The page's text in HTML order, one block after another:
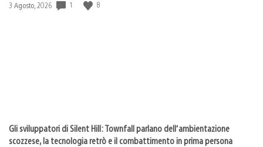
Data
3 Agosto, 2026 1 8
Gli sviluppatori di Silent Hill: Townfall parlano dell’ambientazione
scozzese, la tecnologia retrò e il combattimento in prima persona